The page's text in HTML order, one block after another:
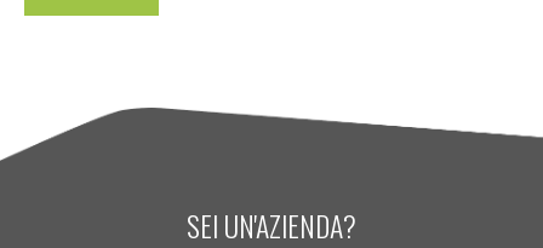
SEI UN'AZIENDA?